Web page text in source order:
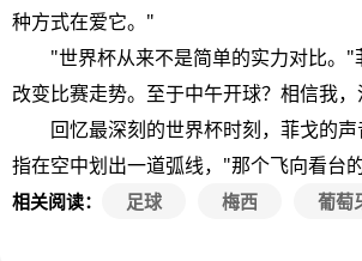
种方式在爱它。"
"世界杯从来不是简单的实力对比。"
改变比赛走势。至于中午开球？相信我
回忆最深刻的世界杯时刻，菲戈的声
指在空中划出一道弧线，"那个飞向看台
相关阅读： 足球 梅西 葡萄